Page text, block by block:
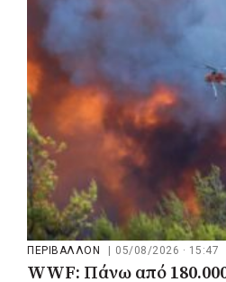
Πεύκη
ΠΕΡΙΒΑΛΛΟΝ 05/08/2026 · 15:47
WWF: Πάνω από